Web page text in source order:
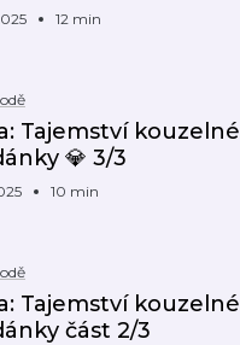
12 min
Tajemství kouzelné
💎 3/3
10 min
Tajemství kouzelné
část 2/3